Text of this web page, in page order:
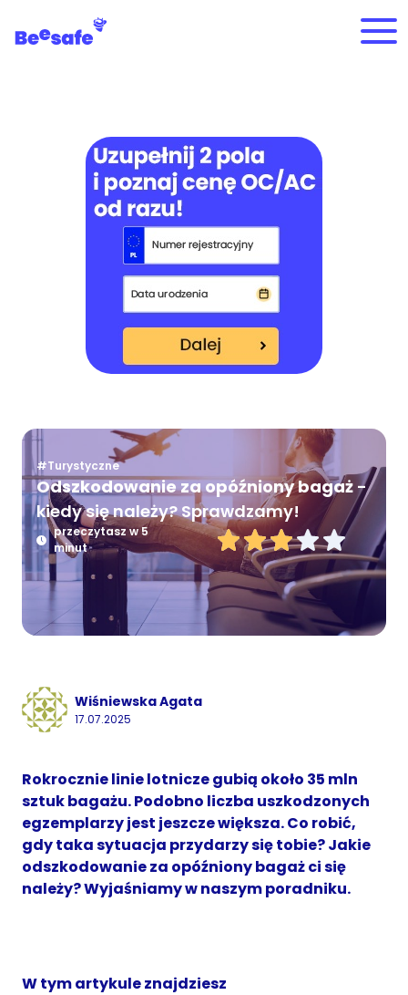
#Turystyczne
Odszkodowanie za opóźniony bagaż -
kiedy się należy? Sprawdzamy!
przeczytasz w 5
minut
Wiśniewska Agata
17.07.2025
Rokrocznie linie lotnicze gubią około 35 mln
sztuk bagażu. Podobno liczba uszkodzonych
egzemplarzy jest jeszcze większa. Co robić,
gdy taka sytuacja przydarzy się tobie? Jakie
odszkodowanie za opóźniony bagaż ci się
należy? Wyjaśniamy w naszym poradniku.
W tym artykule znajdziesz